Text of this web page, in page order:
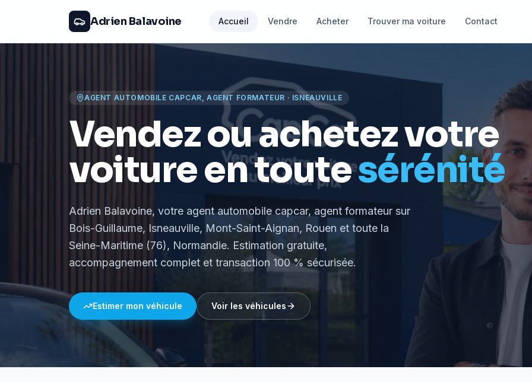
Adrien Balavoine Accueil Vendre Acheter Trouver ma voiture Contact
AGENT AUTOMOBILE CAPCAR, AGENT FORMATEUR · ISNEAUVILLE
Vendez ou achetez votre
voiture en toutesérénité
Adrien Balavoine, votre agent automobile capcar, agent formateur sur
Bois-Guillaume, Isneauville, Mont-Saint-Aignan, Rouen et toute la
Seine-Maritime (76), Normandie. Estimation gratuite,
accompagnement complet et transaction 100 % sécurisée.
Estimer mon véhicule Voir les véhicules